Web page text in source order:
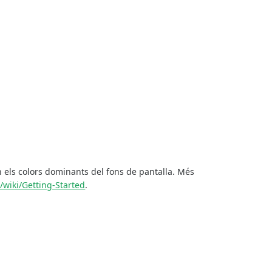
colors dominants del fons de pantalla. Més
Getting-Started.